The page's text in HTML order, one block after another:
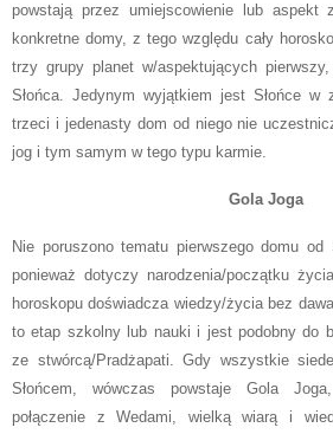
powstają przez umiejscowienie lub
konkretne domy, z tego względu cały
trzy grupy planet w/aspektujących
Słońca. Jedynym wyjątkiem jest Słońce w
trzeci i jedenasty dom od niego nie
jog i tym samym w tego typu karmie.
Gola Joga
Nie poruszono tematu pierwszego domu od
ponieważ dotyczy narodzenia/początku
horoskopu doświadcza wiedzy/życia bez
to etap szkolny lub nauki i jest podobny do
ze stwórcą/Pradżapati. Gdy wszystkie
Słońcem, wówczas powstaje Gola
połączenie z Wedami, wielką wiarą i